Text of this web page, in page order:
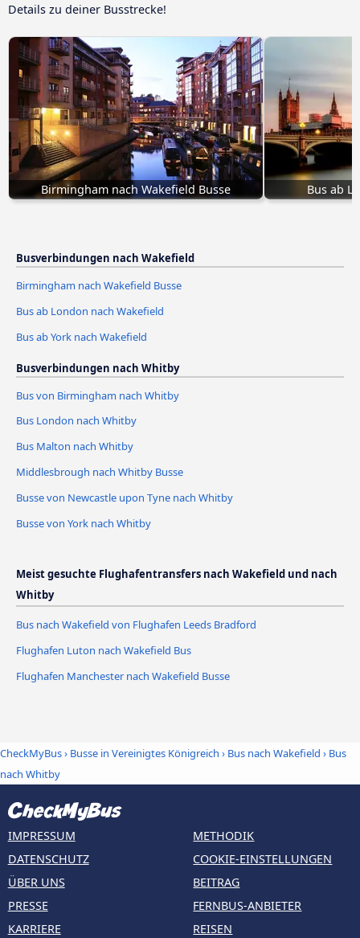
Details zu deiner Busstrecke!
Birmingham nach Wakefield Busse Bus ab
Busverbindungen nach Wakefield
Birmingham nach Wakefield Busse
Bus ab London nach Wakefield
Bus ab York nach Wakefield
Busverbindungen nach Whitby
Bus von Birmingham nach Whitby
Bus London nach Whitby
Bus Malton nach Whitby
Middlesbrough nach Whitby Busse
Busse von Newcastle upon Tyne nach Whitby
Busse von York nach Whitby
Meist gesuchte Flughafentransfers nach Wakefield und nach
Whitby
Bus nach Wakefield von Flughafen Leeds Bradford
Flughafen Luton nach Wakefield Bus
Flughafen Manchester nach Wakefield Busse
CheckMyBus› Busse in Vereinigtes Königreich › Bus nach Wakefield › Bus
nach Whitby
IMPRESSUM
DATENSCHUTZ
ÜBER UNS
PRESSE
KARRIERE
METHODIK
COOKIE-EINSTELLUNGEN
BEITRAG
FERNBUS-ANBIETER
REISEN